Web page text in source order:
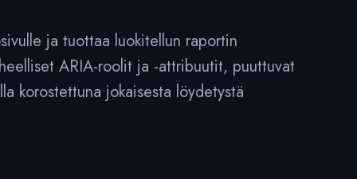
ja tuottaa luokitellun raportin
ARIA-roolit ja -attribuutit, puuttuvat
korostettuna jokaisesta löydetystä